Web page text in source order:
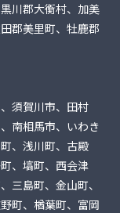
川郡大衡村、加美
郡美里町、牡鹿郡
須賀川市、田村
南相馬市、いわき
、浅川町、古殿
、塙町、西会津
三島町、金山町、
町、楢葉町、富岡